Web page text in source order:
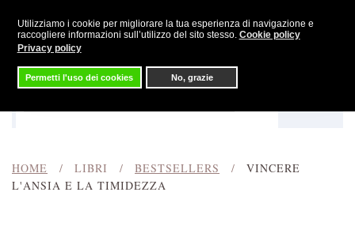
Utilizziamo i cookie per migliorare la tua esperienza di navigazione e
raccogliere informazioni sull’utilizzo del sito stesso. Cookie policy
Privacy policy
Permetti l'uso dei cookies No, grazie
Skip to main content
HOME LIBRI BESTSELLERS
VINCERE
L'ANSIA E LA TIMIDEZZA